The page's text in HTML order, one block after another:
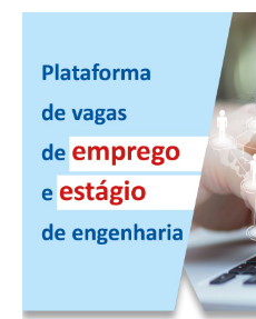
ATUALIZAÇÃO CADASTRAL
NÚCLEO JOVEM